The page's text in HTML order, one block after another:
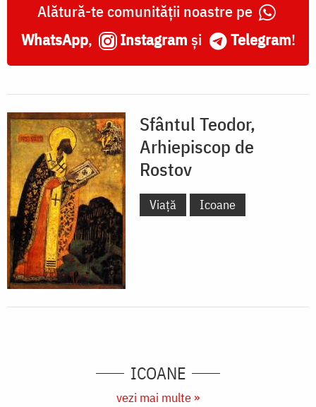
Alătură-te comunității noastre pe
WhatsApp, Instagram și Telegram!
Sfântul Teodor,
Arhiepiscop de
Rostov
Viață Icoane
ICOANE
vezi mai multe »